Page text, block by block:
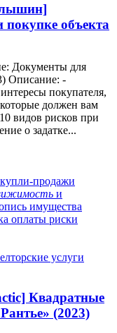
объекта
Документы для
Описание: -
покупателя,
должен вам
видов рисков при
о задатке...
продажи
и
имущества
оплаты риски
услуги
Квадратные
(2023)